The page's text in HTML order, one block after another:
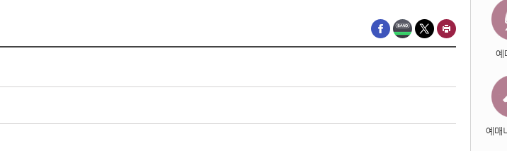
예
예매